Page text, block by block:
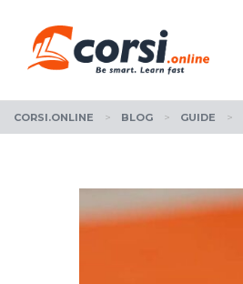
CORSI.ONLINE > BLOG > GUIDE >